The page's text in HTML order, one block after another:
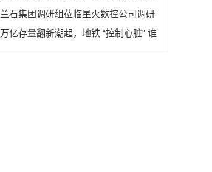
国际机场2026持续斩获行业大奖
兰石集团调研组莅临星火数控公司调研
指导数智化转型工作
万亿存量翻新潮起，地铁 “控制心脏” 谁